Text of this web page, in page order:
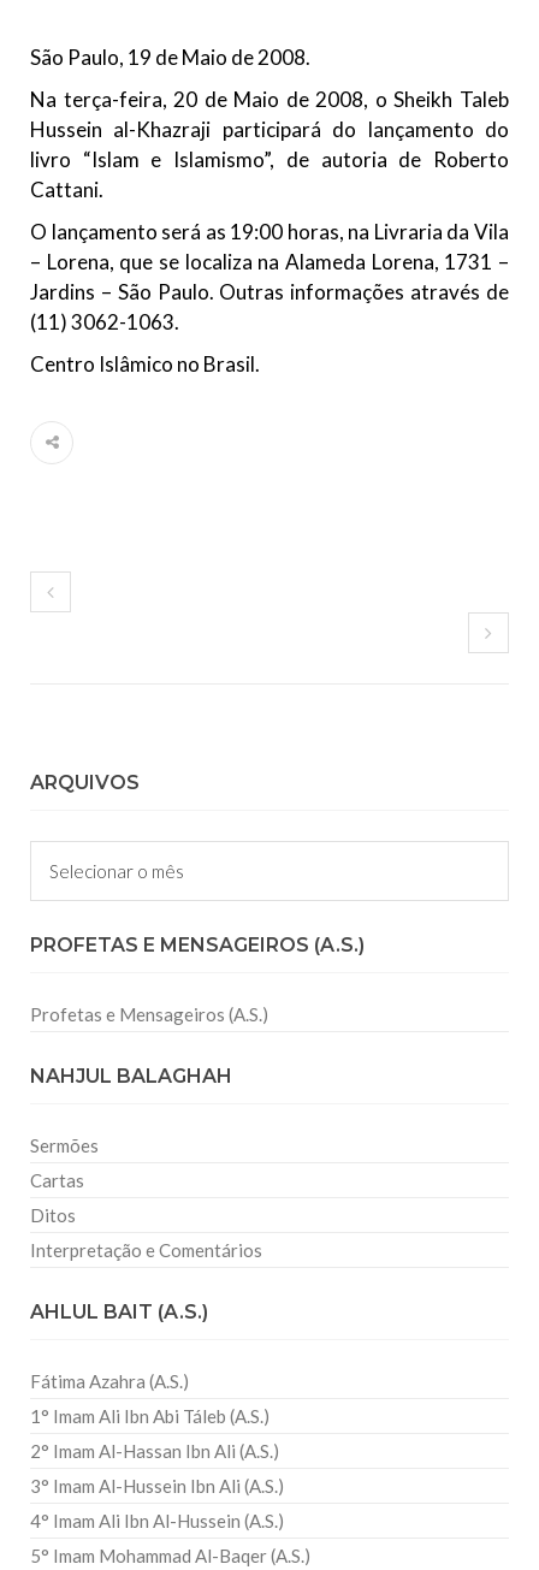
10 DE NOVEMBRO DE 2013
Falecimento do Imam Ali Ibn Al-Hussein
(A.S.)
Em nome de Deus, o Clemente, o Misericordioso! Diante da
data em que relembramos o martírio do quarto Imam dos
muçulmanos, o Imam Ali Ibn Al-Hussein Ibn Ali Ibn Abi Táleb
NOTÍCIAS
3 DE JULHO DE 2014
ministro das Relações Exteriores da
Na noite da quinta-feira, 03 de Abril, o Centro Islâmico no
Brasil recebeu em sua sede, em São Paulo, o ex-ministro das
São Paulo, 19 de Maio de 2008.
Na terça-feira, 20 de Maio de 2008, o Sheikh Taleb
Hussein al-Khazraji participará do lançamento do
livro “Islam e Islamismo”, de autoria de Roberto
Cattani.
O lançamento será as 19:00 horas, na Livraria da Vila
– Lorena, que se localiza na Alameda Lorena, 1731 –
Jardins – São Paulo. Outras informações através de
(11) 3062-1063.
Centro Islâmico no Brasil.
ARQUIVOS
Arquivos
PROFETAS E MENSAGEIROS (A.S.)
Profetas e Mensageiros (A.S.)
NAHJUL BALAGHAH
Sermões
Cartas
Ditos
Interpretação e Comentários
AHLUL BAIT (A.S.)
Fátima Azahra (A.S.)
1° Imam Ali Ibn Abi Táleb (A.S.)
2° Imam Al-Hassan Ibn Ali (A.S.)
3° Imam Al-Hussein Ibn Ali (A.S.)
4° Imam Ali Ibn Al-Hussein (A.S.)
5° Imam Mohammad Al-Baqer (A.S.)